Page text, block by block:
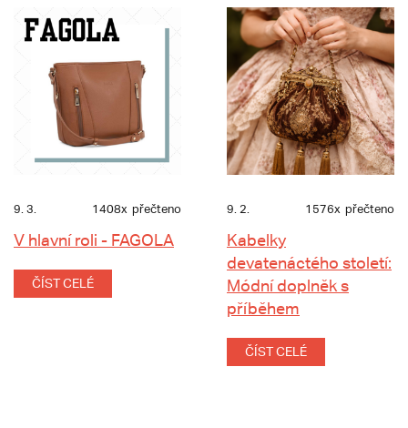
9. 3. 1408x přečteno
V hlavní roli - FAGOLA
ČÍST CELÉ
9. 2. 1576x přečteno
Kabelky
devatenáctého století:
Módní doplněk s
příběhem
ČÍST CELÉ